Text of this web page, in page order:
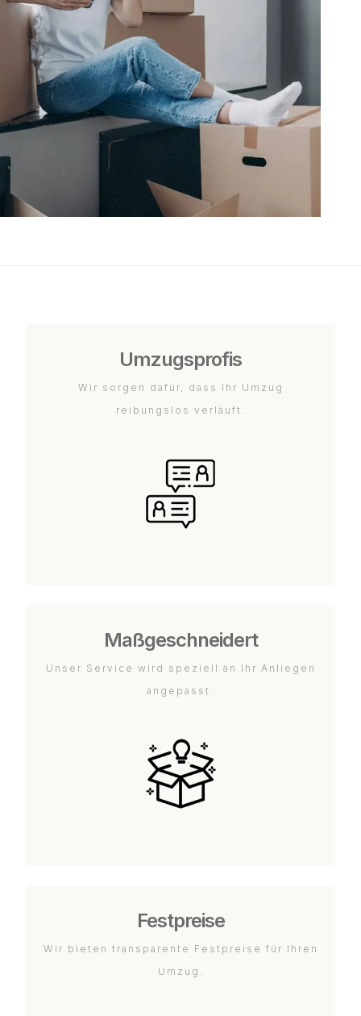
Umzugsprofis
Wir sorgen dafür, dass Ihr Umzug
reibungslos verläuft.
Maßgeschneidert
Unser Service wird speziell an Ihr Anliegen
angepasst.
Festpreise
Wir bieten transparente Festpreise für Ihren
Umzug.